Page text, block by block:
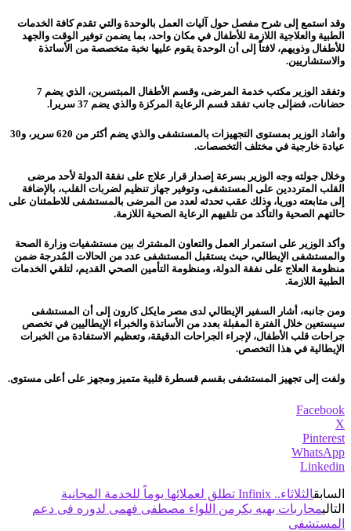
وقد استمع إلى شرح مفصل حول آليات العمل بالوحدة والتي تقدم كافة الخدمات
الطبية والعلاجية اللازمة للأطفال في مكان واحد، بما يضمن توفير الوقت والجهد
للأطفال وذويهم، لافتاً إلى أن الوحدة يقوم عليها نخبة متخصصة من الأساتذة
والاستشاريين.
وتفقد الوزير مكتب خدمة المرضى، وقسم الأطفال المبتسرين، الذي يضم 7
حضانات، فضإلى جانب تفقد قسم الرعاية المركزة والذي يضم 37 سريرا.
وأشاد الوزير بمستوى التجهيزات بالمستشفى والذي يضم أكثر من 620 سرير، و30
عيادة خارجية في مختلف التخصصات.
وخلال جولته وجه الوزير بسرعة إصدار قرار علاج على نفقة الدولة لأحد مرضى
القلب المترددين على المستشفى، وتوفير جهاز تنظيم لضربات القلب، بالإضافة
إلى متابعته دوريا، وذلك عقب تحدثه لعدد من المرضى بالمستشفى للاطمئنان على
حالتهم الصحية والتأكد من تلقيهم الرعاية الصحية اللازمة.
وأكد الوزير على استمرار العمل والتعاون المشترك بين مستشفيات وزارة الصحة
والمستشفى الإيطالي، حيث يستقبل المستشفى عدد من الحالات المُدرجة ضمن
منظومة العلاج على نفقة الدولة، ومنظومة التأمين الصحي القديم، لتلقي الخدمات
الطبية اللازمة.
ومن جانبه، أشار السفير الإيطالي لدى مصر مايكل كارون إلى أن المستشفى
سيستعين خلال الفترة المقبلة بعدد من الأساتذة والخبراء الإيطاليين في تخصص
جراحات قلب الأطفال، لإجراء الجراحات الدقيقة، وتعظيم الاستفادة من الخبرات
الإيطالية في هذا التخصص.
ولفت إلى تجهيز المستشفى بقسم قسطرة قلبية متميز ومجهز على أعلى مستوى.
Facebook
X
Pinterest
WhatsApp
Linkedin
السابقالثلاثاء.. Infinix تطلق لعملائها يوماً للخدمة المجانية
التاليمحاربات بهيه يكرمن اللواء مصطفى فهمى لدوره فى دعم
المستشفى